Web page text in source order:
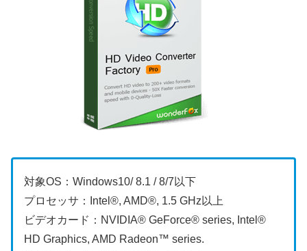
対象OS：Windows10/ 8.1 / 8/7以下
プロセッサ：Intel®, AMD®, 1.5 GHz以上
ビデオカード：NVIDIA® GeForce® series, Intel®
HD Graphics, AMD Radeon™ series.